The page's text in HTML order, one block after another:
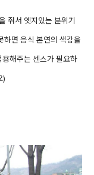
줘서 엣지있는 분위기
하면 음식 본연의 색감을
해주는 센스가 필요하
)